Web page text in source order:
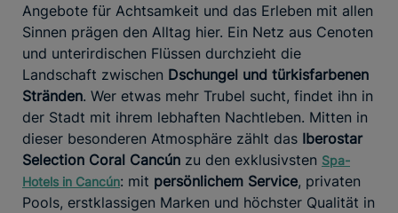
Angebote für Achtsamkeit und das Erleben mit allen
Sinnen prägen den Alltag hier. Ein Netz aus Cenoten
und unterirdischen Flüssen durchzieht die
Landschaft zwischen Dschungel und türkisfarbenen
Stränden. Wer etwas mehr Trubel sucht, findet ihn in
der Stadt mit ihrem lebhaften Nachtleben. Mitten in
dieser besonderen Atmosphäre zählt das Iberostar
Selection Coral Cancún zu den exklusivsten Spa-
Hotels in Cancún: mit persönlichem Service, privaten
Pools, erstklassigen Marken und höchster Qualität in